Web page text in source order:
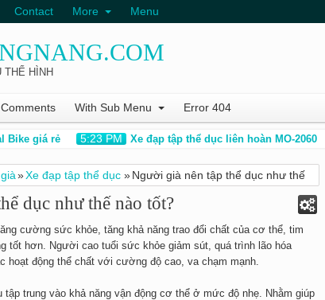
Contact More Menu
THỂ HÌNH
Comments With Sub Menu Error 404
giá rẻ 5:23 PM Xe đạp tập thể dục liên hoàn MO-2060
»Xe đạp tập thể dục »Người già nên tập thể dục như thế
dục như thế nào tốt?
cường sức khỏe, tăng khả năng trao đổi chất của cơ thể, tim
tốt hơn. Người cao tuổi sức khỏe giảm sút, quá trình lão hóa
hoạt động thể chất với cường độ cao, va chạm mạnh.
tập trung vào khả năng vận động cơ thể ở mức độ nhẹ. Nhằm giúp